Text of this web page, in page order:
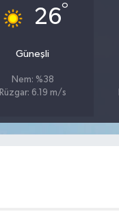
26°
Güneşli
Nem: %38
Rüzgar: 6.19 m/s